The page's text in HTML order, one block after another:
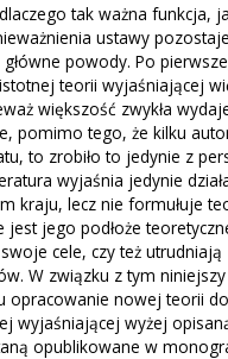
tak ważna funkcja,
ustawy
powody. Po
teorii wyjaśniającej
większość zwykła
pomimo tego, że kilku
to zrobiło to jedynie z
wyjaśnia jedynie
kraju, lecz nie formułuje
jego podłoże
cele, czy też utrudniają
W związku z tym
opracowanie nowej teorii
wyjaśniającej wyżej
opublikowane w